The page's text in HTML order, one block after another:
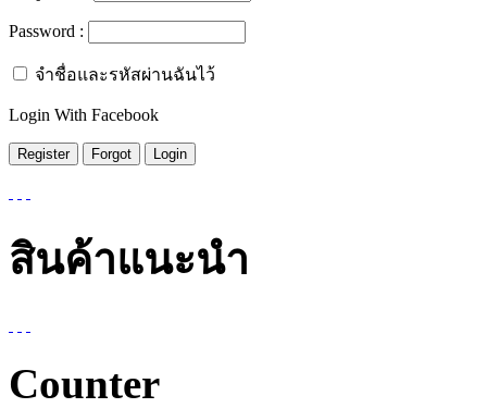
Password :
จำชื่อและรหัสผ่านฉันไว้
Login With Facebook
สินค้าแนะนำ
Counter